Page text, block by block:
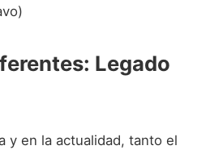
Legado
y en la actualidad, tanto el